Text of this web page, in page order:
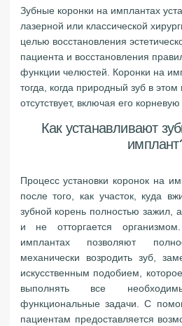
Зубные коронки на имплантах
лазерной или классической
целью восстановления
пациента и восстановления
функции челюстей. Коронки на
тогда, когда природный зуб в
отсутствует, включая его корневую
Как устанавливают
Процесс установки коронок на
после того, как участок, куда
зубной корень полностью зажил,
и не отторгается
имплантах позволяют
механически возродить зуб,
искусственным подобием,
выполнять все
функциональные задачи. С
пациентам предоставляется